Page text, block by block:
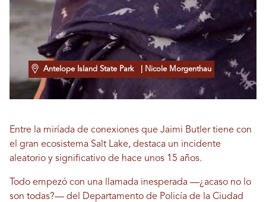
Antelope Island State Park | Nicole Morgenthau
Entre la miríada de conexiones que Jaimi Butler tiene con
el gran ecosistema Salt Lake, destaca un incidente
aleatorio y significativo de hace unos 15 años.
Todo empezó con una llamada inesperada —¿acaso no lo
son todas?— del Departamento de Policía de la Ciudad